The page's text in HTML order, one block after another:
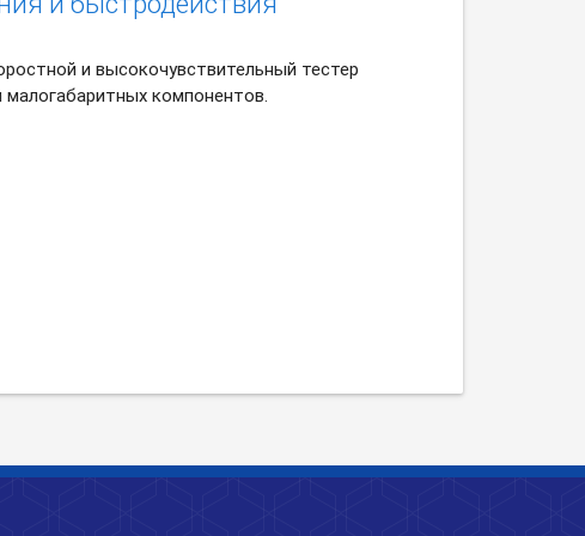
и высокочувствительный тестер
компонентов.